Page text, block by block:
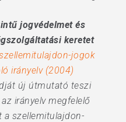
jogvédelmet és
keretet
jogok
irányelv (2004)
új útmutató teszi
irányelv megfelelő
a szellemitulajdon-